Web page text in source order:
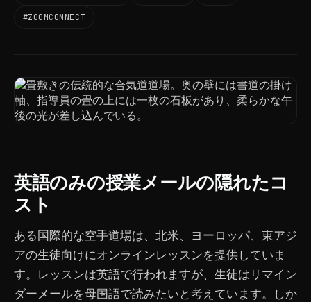
#ZOOMCONNECT
英語のみの授業メールの隠れたコ
スト
ある国際的な空手道場は、北米、ヨーロッパ、東アジ
アの生徒向けにオンラインレッスンを提供していま
す。レッスンは英語で行われますが、生徒はリマイン
ダーメールを母国語で読みたいと考えています。しか